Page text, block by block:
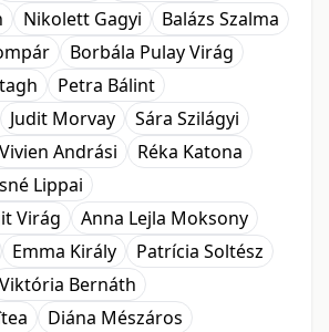
Nikolett Gagyi
Balázs Szalma
Borbála Pulay Virág
Petra Bálint
Judit Morvay
Sára Szilágyi
Vivien Andrási
Réka Katona
Lippai
Virág
Anna Lejla Moksony
Emma Király
Patrícia Soltész
Viktória Bernáth
Diána Mészáros